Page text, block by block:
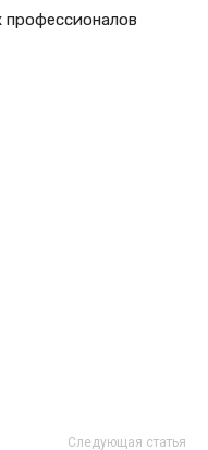
профессионалов
Следующая статья